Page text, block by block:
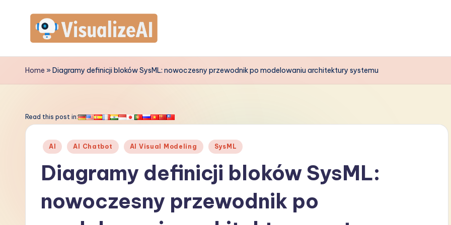
contentV
is
a
Home »Diagramy definicji bloków SysML: nowoczesny przewodnik po modelowaniu architektury systemu
Read this post in:
Posted
AI AI Chatbot AI Visual Modeling SysML
Diagramy definicji bloków SysML:
nowoczesny przewodnik po